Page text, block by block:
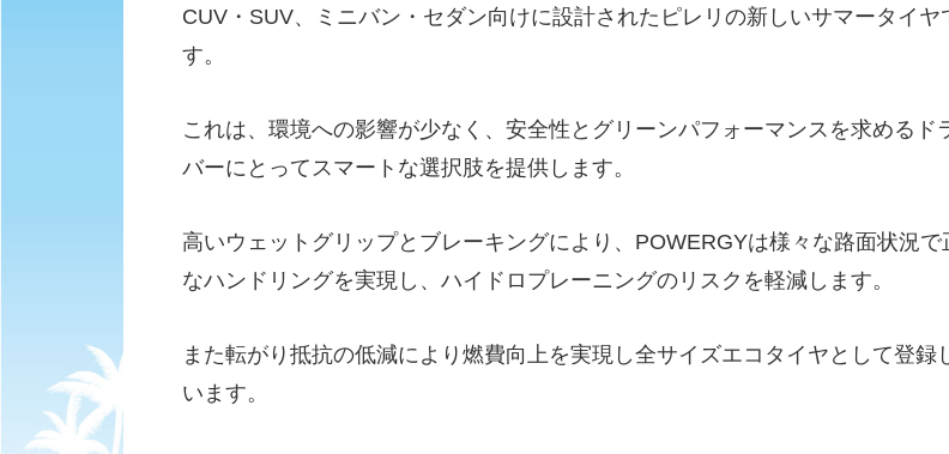
CUV・SUV、ミニバン・セダン向けに設計されたピレリの新しいサマータイヤ
す。
これは、環境への影響が少なく、安全性とグリーンパフォーマンスを求めるド
バーにとってスマートな選択肢を提供します。
高いウェットグリップとブレーキングにより、POWERGYは様々な路面状況で
なハンドリングを実現し、ハイドロプレーニングのリスクを軽減します。
また転がり抵抗の低減により燃費向上を実現し全サイズエコタイヤとして登録
います。